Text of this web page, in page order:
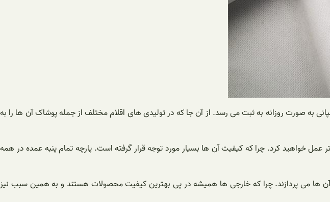
به صورت روزانه به ثبت می رسد. از آن جا که در تولیدی های اقلام مختلف از جمله پوشاک آن ها را به
عمل خواهید کرد. چرا که کیفیت آن ها بسیار مورد توجه قرار گرفته است. پارچه تمام پنبه عمده در همه
آن ها می پردازند. چرا که خارجی ها همیشه در پی بهترین کیفیت محصولات هستند و به همین سبب نیز